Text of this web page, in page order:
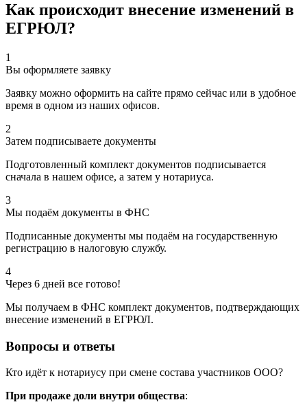
Как происходит внесение изменений в
ЕГРЮЛ?
1
Вы оформляете заявку
Заявку можно оформить на сайте прямо сейчас или в удобное
время в одном из наших офисов.
2
Затем подписываете документы
Подготовленный комплект документов подписывается
сначала в нашем офисе, а затем у нотариуса.
3
Мы подаём документы в ФНС
Подписанные документы мы подаём на государственную
регистрацию в налоговую службу.
4
Через 6 дней все готово!
Мы получаем в ФНС комплект документов, подтверждающих
внесение изменений в ЕГРЮЛ.
Вопросы и ответы
Кто идёт к нотариусу при смене состава участников ООО?
При продаже доли внутри общества: